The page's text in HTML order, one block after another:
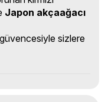
Japon akçaağacı
sizlere